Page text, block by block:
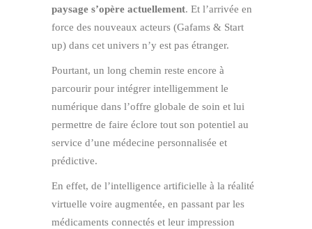
paysage s’opère actuellement. Et l’arrivée en
force des nouveaux acteurs (Gafams & Start
up) dans cet univers n’y est pas étranger.
Pourtant, un long chemin reste encore à
parcourir pour intégrer intelligemment le
numérique dans l’offre globale de soin et lui
permettre de faire éclore tout son potentiel au
service d’une médecine personnalisée et
prédictive.
En effet, de l’intelligence artificielle à la réalité
virtuelle voire augmentée, en passant par les
médicaments connectés et leur impression